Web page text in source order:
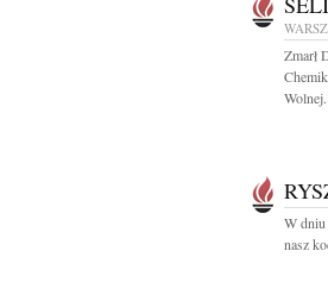
Zmarł
W dniu
nasz